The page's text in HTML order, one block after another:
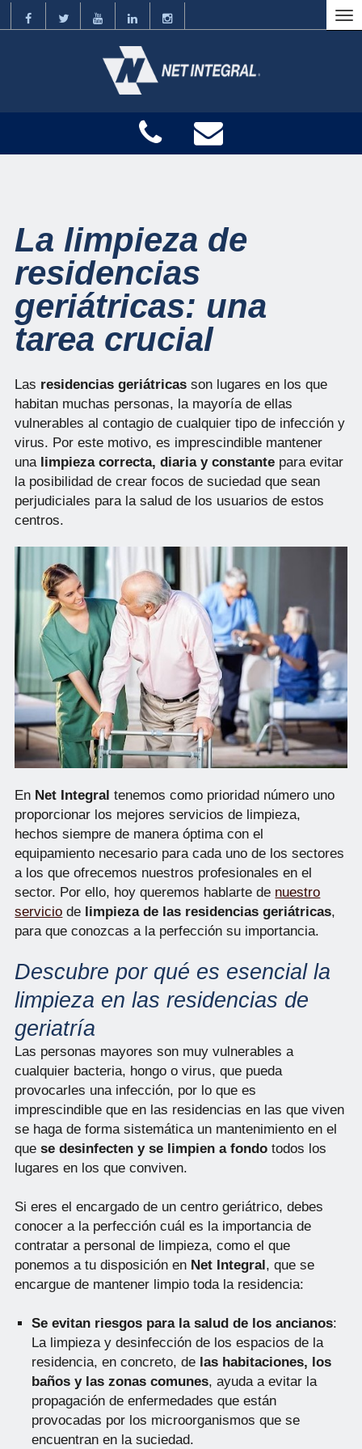
La limpieza de
residencias
geriátricas: una
tarea crucial
Las residencias geriátricas son lugares en los que
habitan muchas personas, la mayoría de ellas
vulnerables al contagio de cualquier tipo de infección y
virus. Por este motivo, es imprescindible mantener
una limpieza correcta, diaria y constante para evitar
la posibilidad de crear focos de suciedad que sean
perjudiciales para la salud de los usuarios de estos
centros.
En Net Integral tenemos como prioridad número uno
proporcionar los mejores servicios de limpieza,
hechos siempre de manera óptima con el
equipamiento necesario para cada uno de los sectores
a los que ofrecemos nuestros profesionales en el
sector. Por ello, hoy queremos hablarte de nuestro
servicio de limpieza de las residencias geriátricas,
para que conozcas a la perfección su importancia.
Descubre por qué es esencial la
limpieza en las residencias de
geriatría
Las personas mayores son muy vulnerables a
cualquier bacteria, hongo o virus, que pueda
provocarles una infección, por lo que es
imprescindible que en las residencias en las que viven
se haga de forma sistemática un mantenimiento en el
quese desinfecten y se limpien a fondo todos los
lugares en los que conviven.
Si eres el encargado de un centro geriátrico, debes
conocer a la perfección cuál es la importancia de
contratar a personal de limpieza, como el que
ponemos a tu disposición en Net Integral , que se
encargue de mantener limpio toda la residencia:
Se evitan riesgos para la salud de los ancianos:
La limpieza y desinfección de los espacios de la
residencia, en concreto, de las habitaciones, los
baños y las zonas comunes, ayuda a evitar la
propagación de enfermedades que están
provocadas por los microorganismos que se
encuentran en la suciedad.